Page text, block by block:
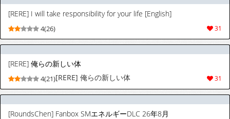
[RERE] I will take responsibility for your life [English]
31
4(26)
[RERE] 俺らの新しい体
31
4(21)[RERE] 俺らの新しい体
[RoundsChen] Fanbox SMエネルギーDLC 26年8月